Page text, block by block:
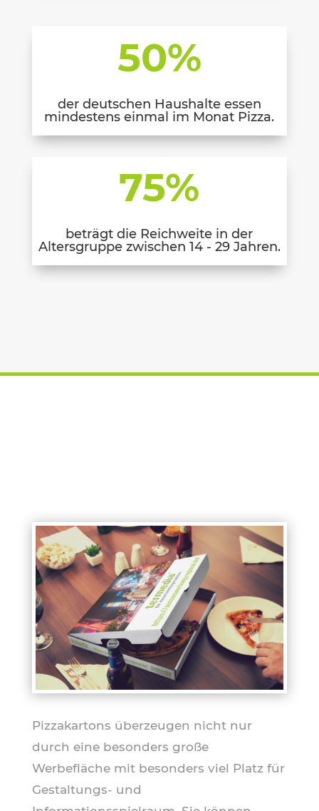
50%
der deutschen Haushalte essen
mindestens einmal im Monat Pizza.
75%
beträgt die Reichweite in der
Altersgruppe zwischen 14 - 29 Jahren.
Pizzakartons überzeugen nicht nur
durch eine besonders große
Werbefläche mit besonders viel Platz für
Gestaltungs- und